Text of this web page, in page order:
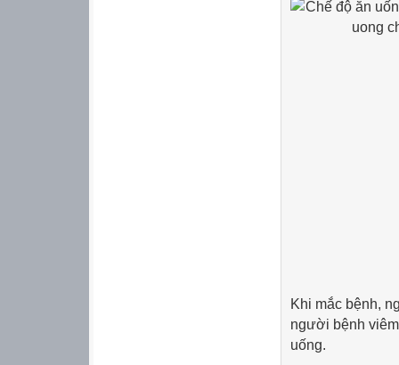
Khi mắc bệnh,
người bệnh
uống.